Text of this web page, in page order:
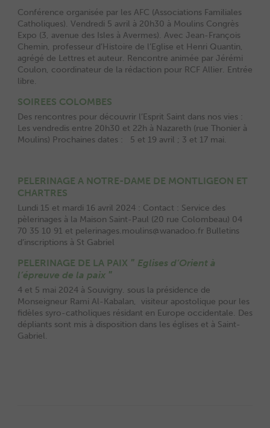
Conférence organisée par les AFC (Associations Familiales
Catholiques). Vendredi 5 avril à 20h30 à Moulins Congrès
Expo (3, avenue des Isles à Avermes). Avec Jean-François
Chemin, professeur d’Histoire de l’Eglise et Henri Quantin,
agrégé de Lettres et auteur. Rencontre animée par Jérémi
Coulon, coordinateur de la rédaction pour RCF Allier. Entrée
libre.
SOIREES COLOMBES
Des rencontres pour découvrir l’Esprit Saint dans nos vies :
Les vendredis entre 20h30 et 22h à Nazareth (rue Thonier à
Moulins) Prochaines dates : 5 et 19 avril ; 3 et 17 mai.
PELERINAGE A NOTRE-DAME DE MONTLIGEON ET
CHARTRES
Lundi 15 et mardi 16 avril 2024 : Contact : Service des
pèlerinages à la Maison Saint-Paul (20 rue Colombeau) 04
70 35 10 91 et pelerinages.moulins@wanadoo.fr Bulletins
d’inscriptions à St Gabriel
PELERINAGE DE LA PAIX ʺ Eglises d’Orient à
l’épreuve de la paix ʺ
4 et 5 mai 2024 à Souvigny. sous la présidence de
Monseigneur Rami Al-Kabalan, visiteur apostolique pour les
fidèles syro-catholiques résidant en Europe occidentale. Des
dépliants sont mis à disposition dans les églises et à Saint-
Gabriel.